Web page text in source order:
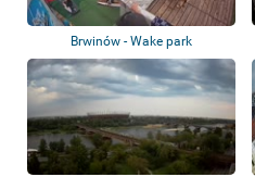
Brwinów - Wake park